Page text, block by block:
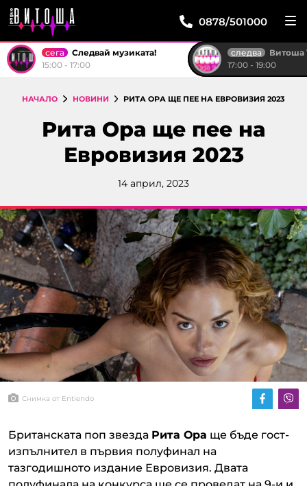
0878/501000
сега
Следвай музиката!
15:00 - 17:00
следва
Витоша
17:00 - 19:00
НАЧАЛО НОВИНИ РИТА ОРА ЩЕ ПЕЕ НА ЕВРОВИЗИЯ 2023
Рита Ора ще пее на
Евровизия 2023
14 април, 2023
Снимка от Entiendo
Британската поп звезда Рита Ора ще бъде гост-
изпълнител в първия полуфинал на
тазгодишното издание Евровизия. Двата